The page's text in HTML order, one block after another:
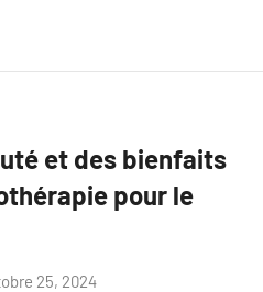
et des bienfaits
pour le
25, 2024